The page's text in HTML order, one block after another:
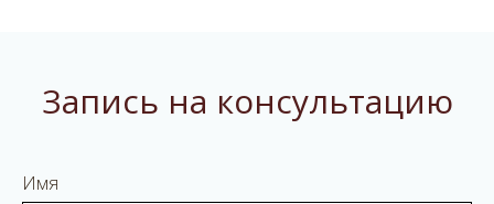
Запись на консультацию
Имя